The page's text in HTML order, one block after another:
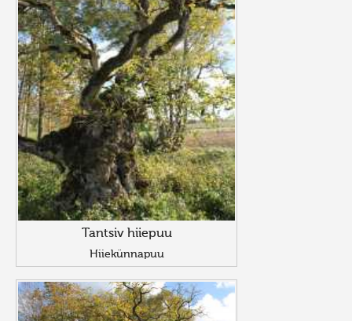
Tantsiv hiiepuu
Hiiekünnapuu